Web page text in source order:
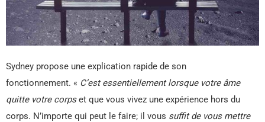
Sydney propose une explication rapide de son
fonctionnement. « C’est essentiellement lorsque votre âme
quitte votre corpset que vous vivez une expérience hors du
corps. N’importe qui peut le faire; il vous suffit de vous mettre